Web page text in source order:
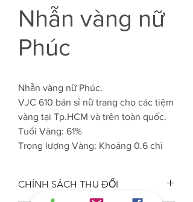
Nhẫn vàng nữ
Phúc
Nhẫn vàng nữ Phúc.
VJC 610 bán sỉ nữ trang cho các tiệm
vàng tại Tp.HCM và trên toàn quốc.
Tuổi Vàng: 61%
Trọng lượng Vàng: Khoảng 0.6 chỉ
CHÍNH SÁCH THU ĐỔI